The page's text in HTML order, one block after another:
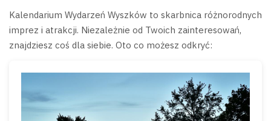
Kalendarium Wydarzeń Wyszków to skarbnica różnorodnych
imprez i atrakcji. Niezależnie od Twoich zainteresowań,
znajdziesz coś dla siebie. Oto co możesz odkryć: